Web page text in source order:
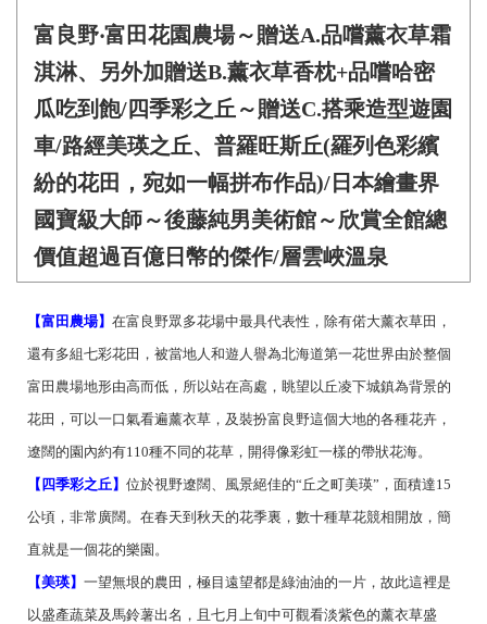
富良野‧富田花園農場～贈送A.品嚐薰衣草霜
淇淋、另外加贈送B.薰衣草香枕+品嚐哈密
瓜吃到飽/四季彩之丘～贈送C.搭乘造型遊園
車/路經美瑛之丘、普羅旺斯丘(羅列色彩繽
紛的花田，宛如一幅拼布作品)/日本繪畫界
國寶級大師～後藤純男美術館～欣賞全館總
價值超過百億日幣的傑作/層雲峽溫泉
【富田農場】 在富良野眾多花場中最具代表性，除有偌大薰衣草田，
還有多組七彩花田，被當地人和遊人譽為北海道第一花世界由於整個
富田農場地形由高而低，所以站在高處，眺望以丘凌下城鎮為背景的
花田，可以一口氣看遍薰衣草，及裝扮富良野這個大地的各種花卉，
遼闊的園內約有110種不同的花草，開得像彩虹一樣的帶狀花海。
【四季彩之丘】 位於視野遼闊、風景絕佳的“丘之町美瑛”，面積達15
公頃，非常廣闊。在春天到秋天的花季裏，數十種草花競相開放，簡
直就是一個花的樂園。
【美瑛】 一望無垠的農田，極目遠望都是綠油油的一片，故此這裡是
以盛產蔬菜及馬鈴薯出名，且七月上旬中可觀看淡紫色的薰衣草盛